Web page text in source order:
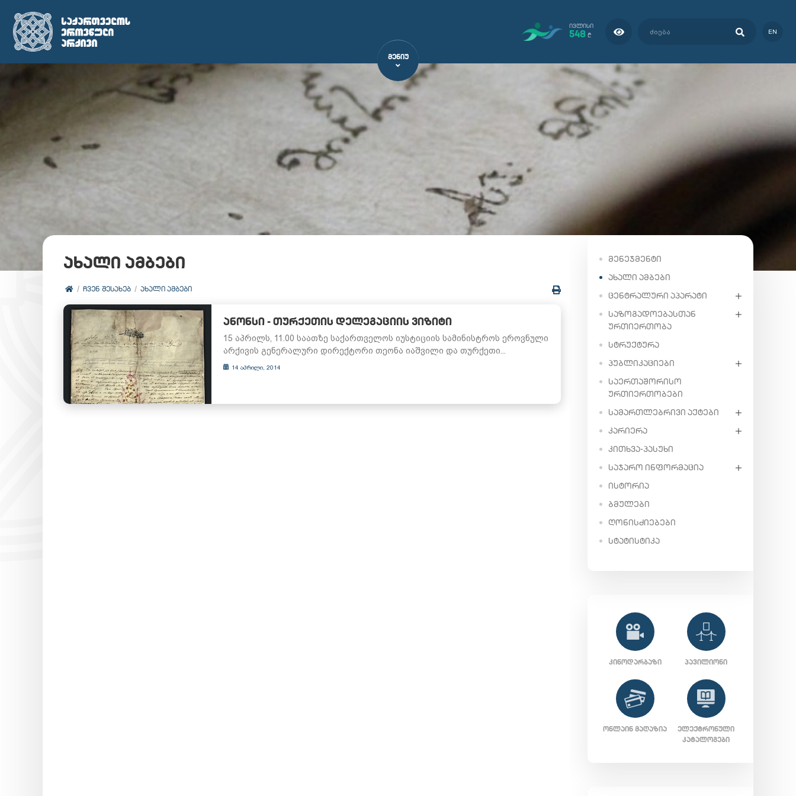
ᲘᲕᲚᲘᲡᲘ
548 ₾ EN
ᲛᲔᲜᲘᲣ
ახალი ამბები
ᲩᲕᲔᲜ ᲨᲔᲡᲐᲮᲔᲑ ᲐᲮᲐᲚᲘ ᲐᲛᲑᲔᲑᲘ
ᲐᲜᲝᲜᲡᲘ - ᲗᲣᲠᲥᲔᲗᲘᲡ ᲓᲔᲚᲔᲒᲐᲪᲘᲘᲡ ᲕᲘᲖᲘᲢᲘ
15 აპრილს, 11.00 საათზე საქართველოს იუსტიციის სამინისტროს ეროვნული
არქივის გენერალური დირექტორი თეონა იაშვილი და თურქეთი...
14 აპრილი, 2014
ᲛᲔᲜᲔᲯᲛᲔᲜᲢᲘ
ᲐᲮᲐᲚᲘ ᲐᲛᲑᲔᲑᲘ
ᲪᲔᲜᲢᲠᲐᲚᲣᲠᲘ ᲐᲞᲐᲠᲐᲢᲘ
ᲡᲐᲖᲝᲒᲐᲓᲝᲔᲑᲐᲡᲗᲐᲜ
ᲣᲠᲗᲘᲔᲠᲗᲝᲑᲐ
ᲡᲢᲠᲣᲥᲢᲣᲠᲐ
ᲞᲣᲑᲚᲘᲙᲐᲪᲘᲔᲑᲘ
ᲡᲐᲔᲠᲗᲐᲨᲝᲠᲘᲡᲝ
ᲣᲠᲗᲘᲔᲠᲗᲝᲑᲔᲑᲘ
ᲡᲐᲛᲐᲠᲗᲚᲔᲑᲠᲘᲕᲘ ᲐᲥᲢᲔᲑᲘ
ᲙᲐᲠᲘᲔᲠᲐ
ᲙᲘᲗᲮᲕᲐ-ᲞᲐᲡᲣᲮᲘ
ᲡᲐᲯᲐᲠᲝ ᲘᲜᲤᲝᲠᲛᲐᲪᲘᲐ
ᲘᲡᲢᲝᲠᲘᲐ
ᲑᲛᲣᲚᲔᲑᲘ
ᲦᲝᲜᲘᲡᲫᲘᲔᲑᲔᲑᲘ
ᲡᲢᲐᲢᲘᲡᲢᲘᲙᲐ
ᲙᲘᲜᲝᲓᲐᲠᲑᲐᲖᲘ ᲞᲐᲕᲘᲚᲘᲝᲜᲘ
ᲝᲜᲚᲐᲘᲜ ᲛᲐᲦᲐᲖᲘᲐ
ᲔᲚᲔᲥᲢᲠᲝᲜᲣᲚᲘ
ᲙᲐᲢᲐᲚᲝᲒᲔᲑᲘ